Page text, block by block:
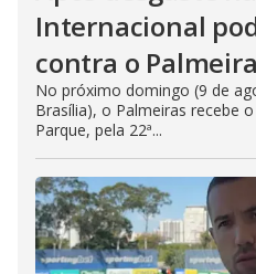
Internacional
contra o
No próximo domingo (9 de
Brasília), o Palmeiras recebe
Parque, pela 22ª...